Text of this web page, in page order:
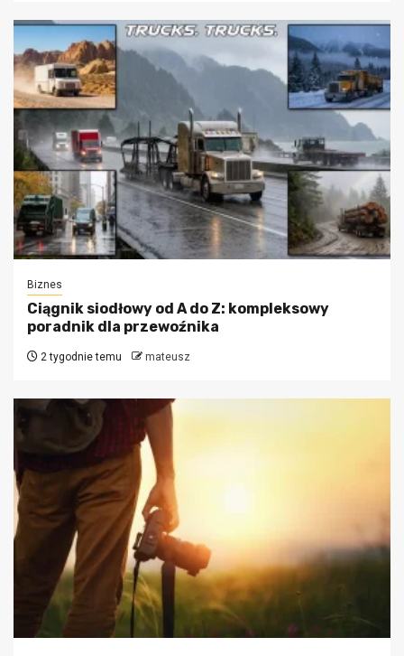
Biznes
Ciągnik siodłowy od A do Z: kompleksowy
poradnik dla przewoźnika
2 tygodnie temu mateusz